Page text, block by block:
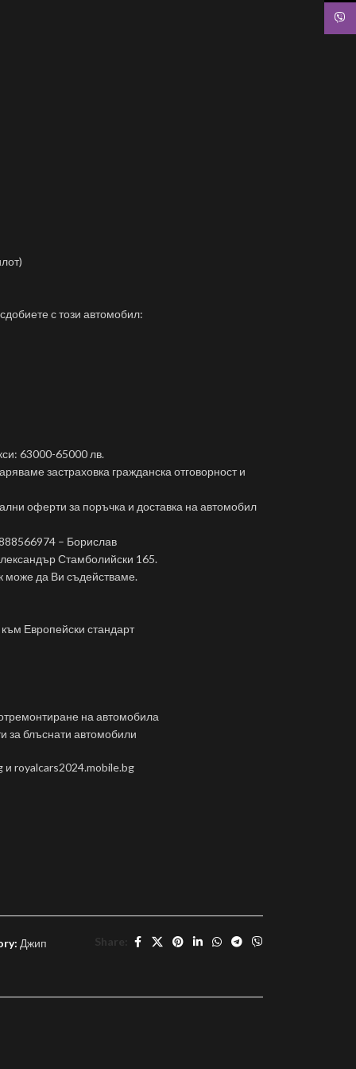
с този автомобил:
63000-65000 лв.
застраховка гражданска отговорност и
оферти за поръчка и доставка на автомобил
– Борислав
Стамболийски 165.
може да Ви съдействаме.
Европейски стандарт
на автомобила
за блъснати автомобили
и royalcars2024.mobile.bg
Джип Share:
Viber